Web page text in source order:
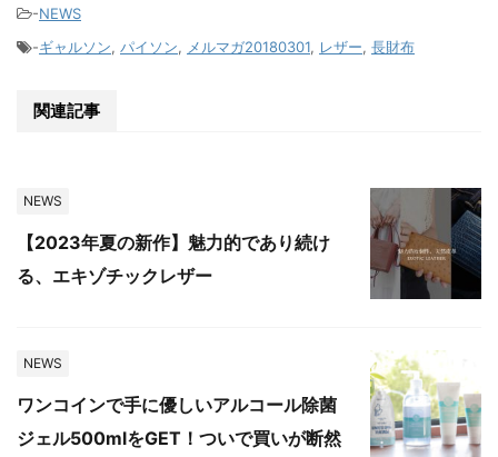
-NEWS
-ギャルソン, パイソン, メルマガ20180301, レザー, 長財布
関連記事
NEWS
【2023年夏の新作】魅力的であり続け
る、エキゾチックレザー
NEWS
ワンコインで手に優しいアルコール除菌
ジェル500mlをGET！ついで買いが断然